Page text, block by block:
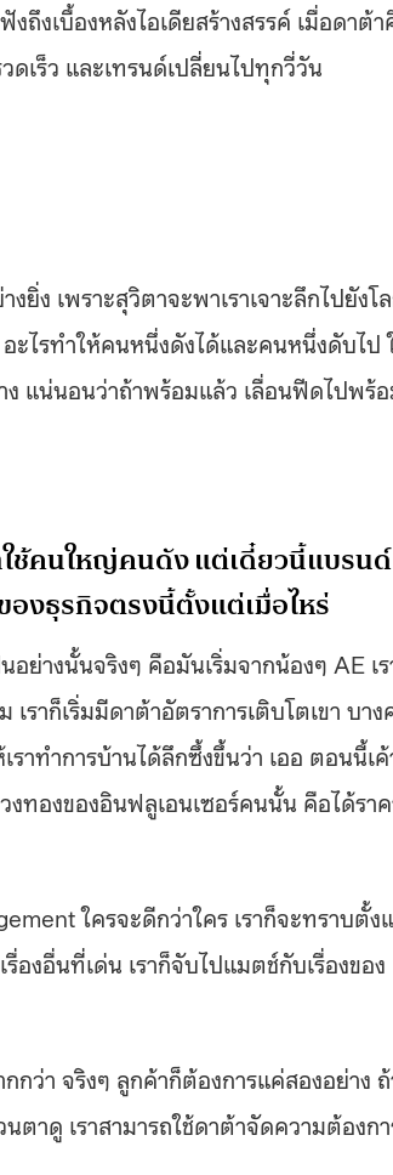
ถึงเบื้องหลังไอเดียสร้างสรรค์ เมื่อดาต้า
ดเร็ว และเทรนด์เปลี่ยนไปทุกวี่วัน
เพราะสุวิตาจะพาเราเจาะลึกไปยังโ
ะไรทำให้คนหนึ่งดังได้และคนหนึ่งดับไป
ง แน่นอนว่าถ้าพร้อมแล้ว เลื่อนฟีดไปพร้
ใช้คนใหญ่คนดัง แต่เดี๋ยวนี้แบรนด์
งธุรกิจตรงนี้ตั้งแต่เมื่อไหร่
ย่างนั้นจริงๆ คือมันเริ่มจากน้องๆ AE เร
าก็เริ่มมีดาต้าอัตราการเติบโตเขา บาง
ราทำการบ้านได้ลึกซึ้งขึ้นว่า เออ ตอนนี้เค้
งทองของอินฟลูเอนเซอร์คนนั้น คือได้รา
ใครจะดีกว่าใคร เราก็จะทราบตั้ง
องอื่นที่เด่น เราก็จับไปแมตช์กับเรื่องของ
กว่า จริงๆ ลูกค้าก็ต้องการแค่สองอย่าง
ตาดู เราสามารถใช้ดาต้าจัดความต้องก